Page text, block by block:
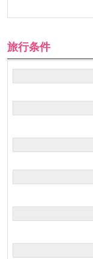
旅行条件